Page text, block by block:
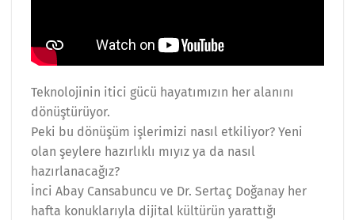
Teknolojinin itici gücü hayatımızın her alanını
dönüştürüyor.
Peki bu dönüşüm işlerimizi nasıl etkiliyor? Yeni
olan şeylere hazırlıklı mıyız ya da nasıl
hazırlanacağız?
İnci Abay Cansabuncu ve Dr. Sertaç Doğanay her
hafta konuklarıyla dijital kültürün yarattığı